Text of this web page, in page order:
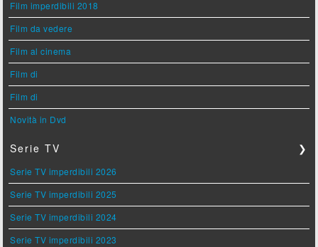
Film imperdibili 2018
Film da vedere
Film al cinema
Film di
Film di
Novità in Dvd
Serie TV ❯
Serie TV imperdibili 2026
Serie TV imperdibili 2025
Serie TV imperdibili 2024
Serie TV imperdibili 2023